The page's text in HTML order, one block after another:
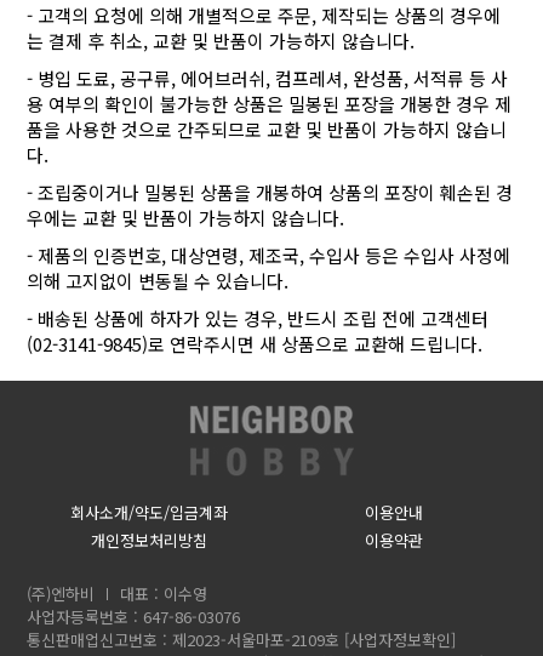
- 고객의 요청에 의해 개별적으로 주문, 제작되는 상품의 경우에
는 결제 후 취소, 교환 및 반품이 가능하지 않습니다.
- 병입 도료, 공구류, 에어브러쉬, 컴프레셔, 완성품, 서적류 등 사
용 여부의 확인이 불가능한 상품은 밀봉된 포장을 개봉한 경우 제
품을 사용한 것으로 간주되므로 교환 및 반품이 가능하지 않습니
다.
- 조립중이거나 밀봉된 상품을 개봉하여 상품의 포장이 훼손된 경
우에는 교환 및 반품이 가능하지 않습니다.
- 제품의 인증번호, 대상연령, 제조국, 수입사 등은 수입사 사정에
의해 고지없이 변동될 수 있습니다.
- 배송된 상품에 하자가 있는 경우, 반드시 조립 전에 고객센터
(02-3141-9845)로 연락주시면 새 상품으로 교환해 드립니다.
회사소개/약도/입금계좌
이용안내
개인정보처리방침
이용약관
(주)엔하비
대표 : 이수영
사업자등록번호 : 647-86-03076
통신판매업신고번호 : 제2023-서울마포-2109호 [사업자정보확인]